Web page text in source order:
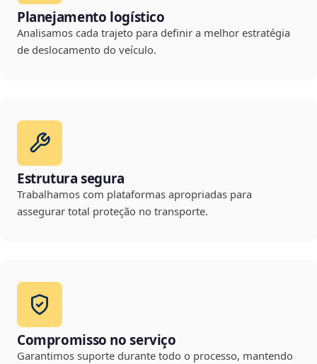
Planejamento logístico
Analisamos cada trajeto para definir a melhor estratégia
de deslocamento do veículo.
Estrutura segura
Trabalhamos com plataformas apropriadas para
assegurar total proteção no transporte.
Compromisso no serviço
Garantimos suporte durante todo o processo, mantendo